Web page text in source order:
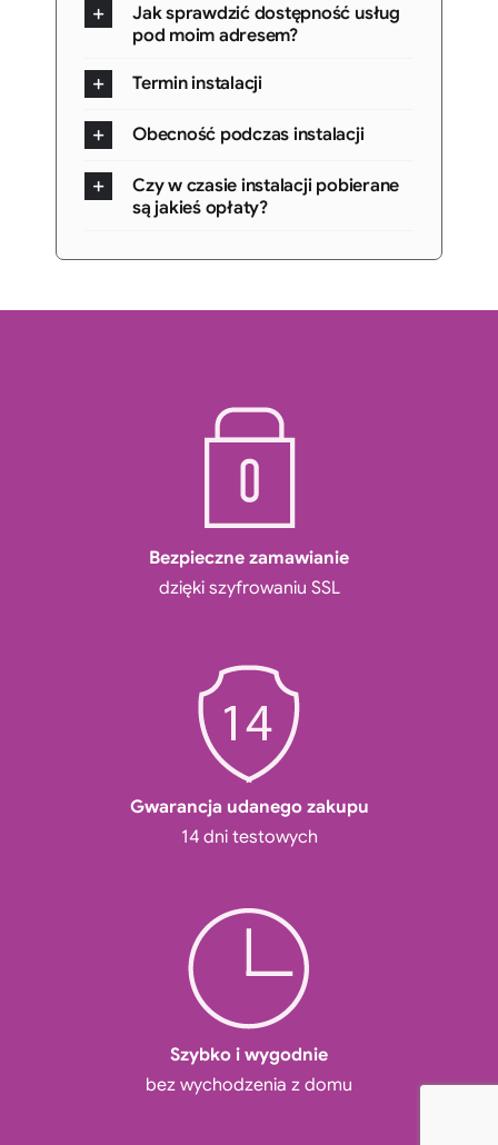
Jak sprawdzić dostępność usług
pod moim adresem?
Termin instalacji
Obecność podczas instalacji
Czy w czasie instalacji pobierane
są jakieś opłaty?
Bezpieczne zamawianie
dzięki szyfrowaniu SSL
Gwarancja udanego zakupu
14 dni testowych
Szybko i wygodnie
bez wychodzenia z domu